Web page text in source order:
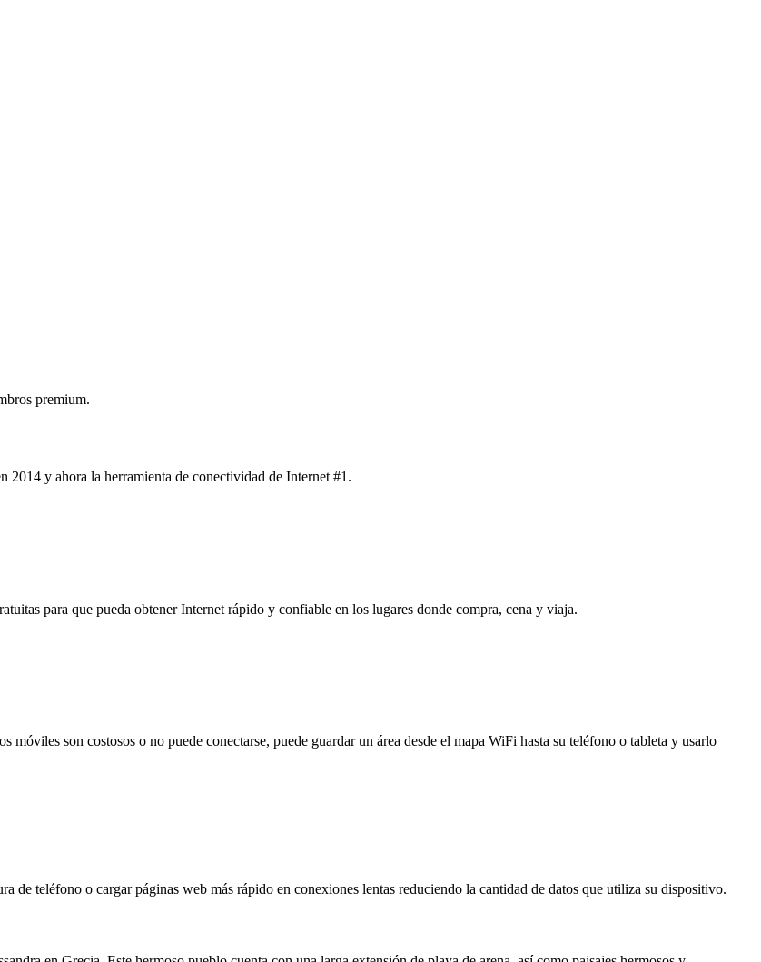
premium.
2014 y ahora la herramienta de conectividad de Internet #1.
para que pueda obtener Internet rápido y confiable en los lugares donde compra, cena y viaja.
móviles son costosos o no puede conectarse, puede guardar un área desde el mapa WiFi hasta su teléfono o tableta y usarlo
de teléfono o cargar páginas web más rápido en conexiones lentas reduciendo la cantidad de datos que utiliza su dispositivo.